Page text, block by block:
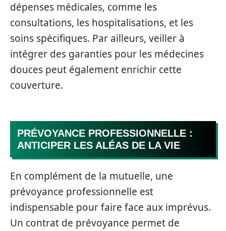
dépenses médicales, comme les
consultations, les hospitalisations, et les
soins spécifiques. Par ailleurs, veiller à
intégrer des garanties pour les médecines
douces peut également enrichir cette
couverture.
PRÉVOYANCE PROFESSIONNELLE :
ANTICIPER LES ALÉAS DE LA VIE
En complément de la mutuelle, une
prévoyance professionnelle est
indispensable pour faire face aux imprévus.
Un contrat de prévoyance permet de